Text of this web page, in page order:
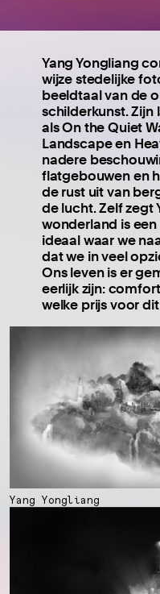
Yang Yongliang
wijze stedelijke
beeldtaal van de
schilderkunst. Zijn
als On the Quiet
Landscape en
nadere
flatgebouwen en
de rust uit van
de lucht. Zelf zegt
wonderland is
ideaal waar we
dat we in veel
Ons leven is er
eerlijk zijn:
welke prijs voor
Yang Yongliang